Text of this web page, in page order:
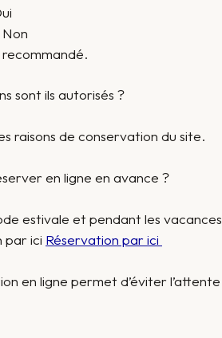
sont ils autorisés ?
raisons de conservation du site.
en ligne en avance ?
estivale et pendant les
par ici Réservation par ici
en ligne permet d’éviter